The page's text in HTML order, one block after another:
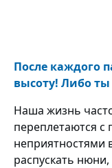
После каждого
высоту! Либо
Наша жизнь
переплетаются
неприятностями
распускать нюни,